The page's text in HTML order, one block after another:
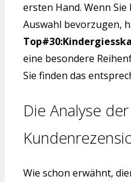
ersten Hand. Wenn
Auswahl bevorzugen,
eine besondere
Sie finden das
Die Analyse der
Wie schon erwähnt,